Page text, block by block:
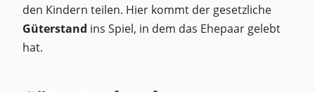
den Kindern teilen. Hier kommt der gesetzliche
Güterstand ins Spiel, in dem das Ehepaar gelebt
hat.